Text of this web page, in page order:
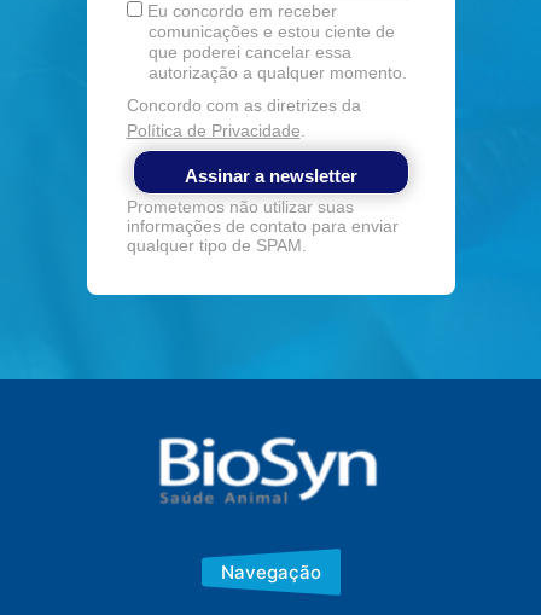
Eu concordo em receber
comunicações e estou ciente de
que poderei cancelar essa
autorização a qualquer momento.
Concordo com as diretrizes da
Política de Privacidade
Assinar a newsletter
Prometemos não utilizar suas
informações de contato para enviar
qualquer tipo de SPAM.
Navegação